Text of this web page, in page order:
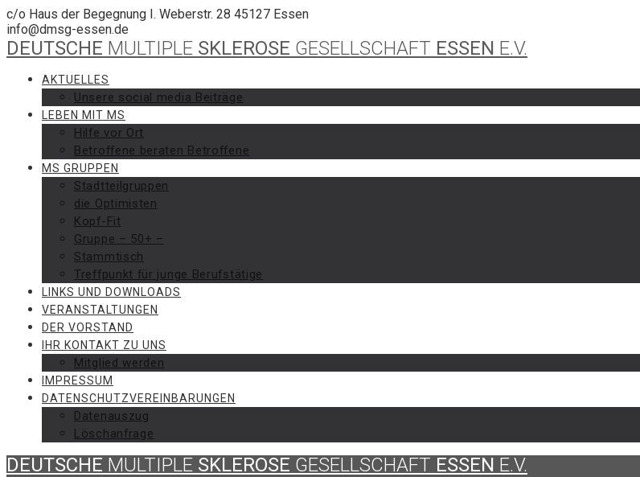
Skip
to
content
c/o Haus der Begegnung I. Weberstr. 28 45127 Essen
info@dmsg-essen.de
DEUTSCHE MULTIPLE SKLEROSE GESELLSCHAFT ESSEN E.V.
AKTUELLES
Unsere social media Beiträge
LEBEN MIT MS
Hilfe vor Ort
Betroffene beraten Betroffene
MS GRUPPEN
Stadtteilgruppen
die Optimisten
Kopf-Fit
Gruppe – 50+ –
Stammtisch
Treffpunkt für junge Berufstätige
LINKS UND DOWNLOADS
VERANSTALTUNGEN
DER VORSTAND
IHR KONTAKT ZU UNS
Mitglied werden
IMPRESSUM
DATENSCHUTZVEREINBARUNGEN
Datenauszug
Löschanfrage
DEUTSCHE MULTIPLE SKLEROSE GESELLSCHAFT ESSEN E.V.